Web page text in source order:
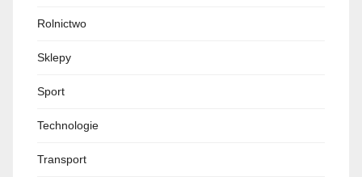
Rolnictwo
Sklepy
Sport
Technologie
Transport